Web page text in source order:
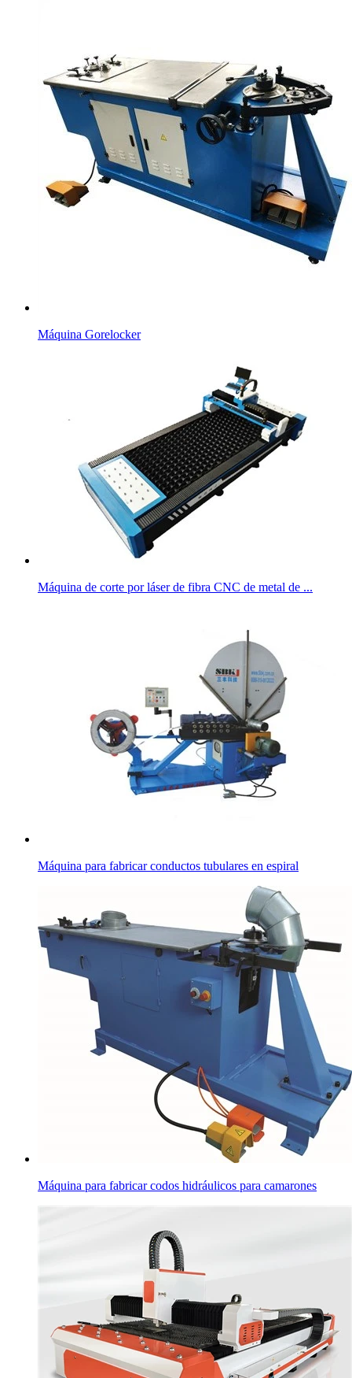
Máquina Gorelocker
Máquina de corte por láser de fibra CNC de metal de ...
Máquina para fabricar conductos tubulares en espiral
Máquina para fabricar codos hidráulicos para camarones